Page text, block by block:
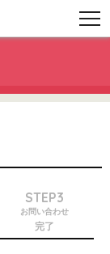
STEP3
お問い合わせ
完了